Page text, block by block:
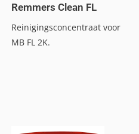
Remmers Clean FL
Reinigingsconcentraat voor
MB FL 2K.